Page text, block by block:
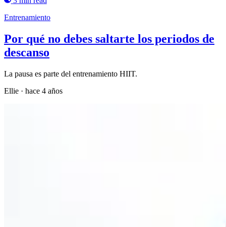
Entrenamiento
Por qué no debes saltarte los periodos de
descanso
La pausa es parte del entrenamiento HIIT.
Ellie · hace 4 años